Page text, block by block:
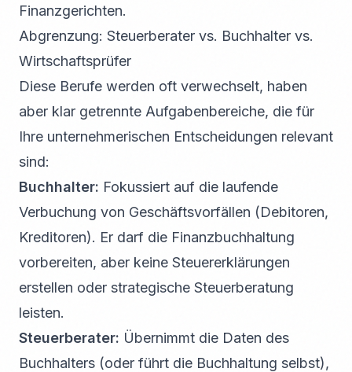
Finanzgerichten.
Abgrenzung: Steuerberater vs. Buchhalter vs.
Wirtschaftsprüfer
Diese Berufe werden oft verwechselt, haben
aber klar getrennte Aufgabenbereiche, die für
Ihre unternehmerischen Entscheidungen relevant
sind:
Buchhalter: Fokussiert auf die laufende
Verbuchung von Geschäftsvorfällen (Debitoren,
Kreditoren). Er darf die Finanzbuchhaltung
vorbereiten, aber keine Steuererklärungen
erstellen oder strategische Steuerberatung
leisten.
Steuerberater: Übernimmt die Daten des
Buchhalters (oder führt die Buchhaltung selbst),